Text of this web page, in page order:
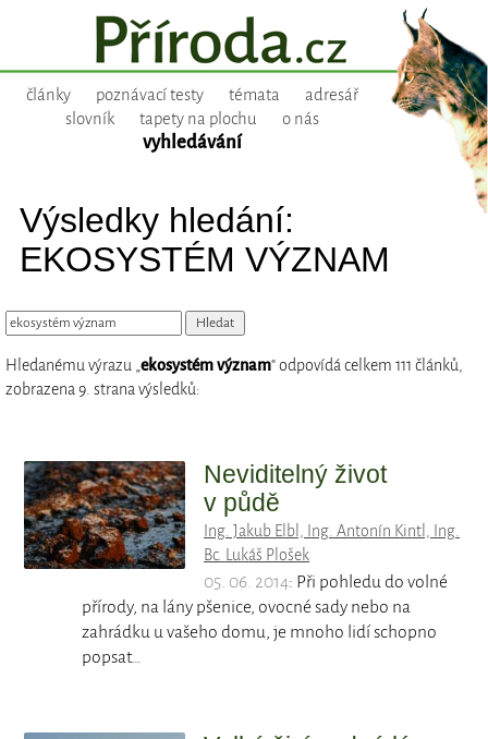
články poznávací testy témata
adresář
slovník
tapety na plochu o nás
vyhledávání
Výsledky hledání:
EKOSYSTÉM VÝZNAM
Hledanému výrazu „ekosystém význam“ odpovídá celkem 111 článků,
zobrazena 9. strana výsledků:
Neviditelný život
v půdě
Ing. Jakub Elbl, Ing. Antonín Kintl, Ing.
Bc. Lukáš Plošek
05. 06. 2014: Při pohledu do volné
přírody, na lány pšenice, ovocné sady nebo na
zahrádku u vašeho domu, je mnoho lidí schopno
popsat…